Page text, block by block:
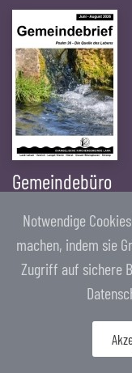
Gemeindebüro
Telefon: 02150 2002
Nierster Str. 56
40668 Meerbusch
Öffnungszeiten:
Mo - Do. 9-12 Uhr
Notwendige
machen, indem sie
Zugriff auf sichere